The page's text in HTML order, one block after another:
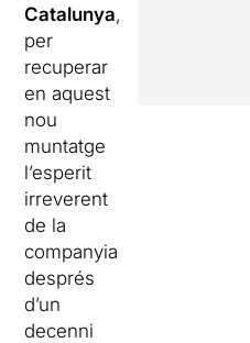
Catalunya,
per
recuperar
en aquest
nou
muntatge
l’esperit
irreverent
de la
companyia
després
d’un
decenni